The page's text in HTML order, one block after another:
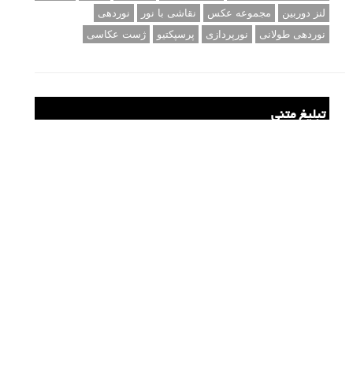
لنز دوربین
مجموعه عکس نقاشی با نور
نوردهی
نوردهی طولانی
نورپردازی پرسپکتیو ژست عکاسی
تبلیغ متنی